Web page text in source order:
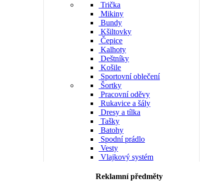
Trička
Mikiny
Bundy
Kšiltovky
Čepice
Kalhoty
Deštníky
Košile
Sportovní oblečení
Šortky
Pracovní oděvy
Rukavice a šály
Dresy a tílka
Tašky
Batohy
Spodní prádlo
Vesty
Vlajkový systém
Reklamní předměty